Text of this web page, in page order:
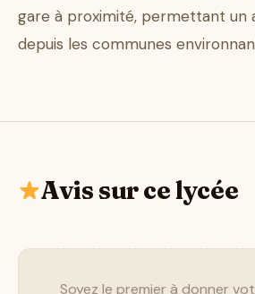
gare à proximité, permettant un
depuis les communes
Avis sur ce lycée
Soyez le premier à donner